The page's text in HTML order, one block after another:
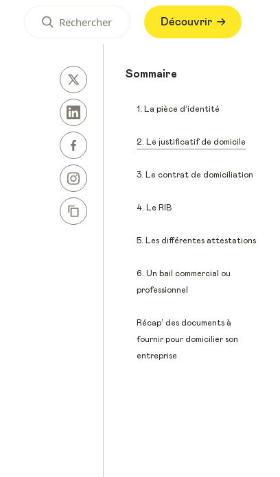
Découvrir
Sommaire
1. La pièce d’identité
2. Le justificatif de domicile
3. Le contrat de domiciliation
4. Le RIB
5. Les différentes attestations
6. Un bail commercial ou
professionnel
Récap’ des documents à
fournir pour domicilier son
entreprise